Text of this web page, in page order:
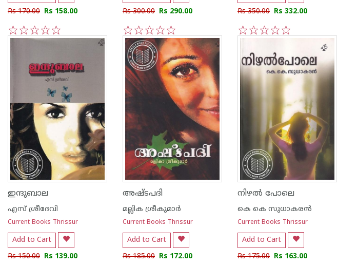
Rs 170.00 Rs 158.00
5
4
3
2
1
Rs 300.00 Rs 290.00
5
4
3
2
1
Rs 350.00 Rs 332.00
4
1
ഇന്ദുബാല
എസ് ശ്രീദേവി
Current Books Thrissur
Add to Cart
Rs 150.00 Rs 139.00
അഷ്ടപദി
മല്ലിക ശ്രീകുമാര്‍
Current Books Thrissur
Add to Cart
Rs 185.00 Rs 172.00
നിഴല്‍ പോലെ
കെ കെ സുധാകര‌ന്‍
Current Books Thrissur
Add to Cart
Rs 175.00 Rs 163.00